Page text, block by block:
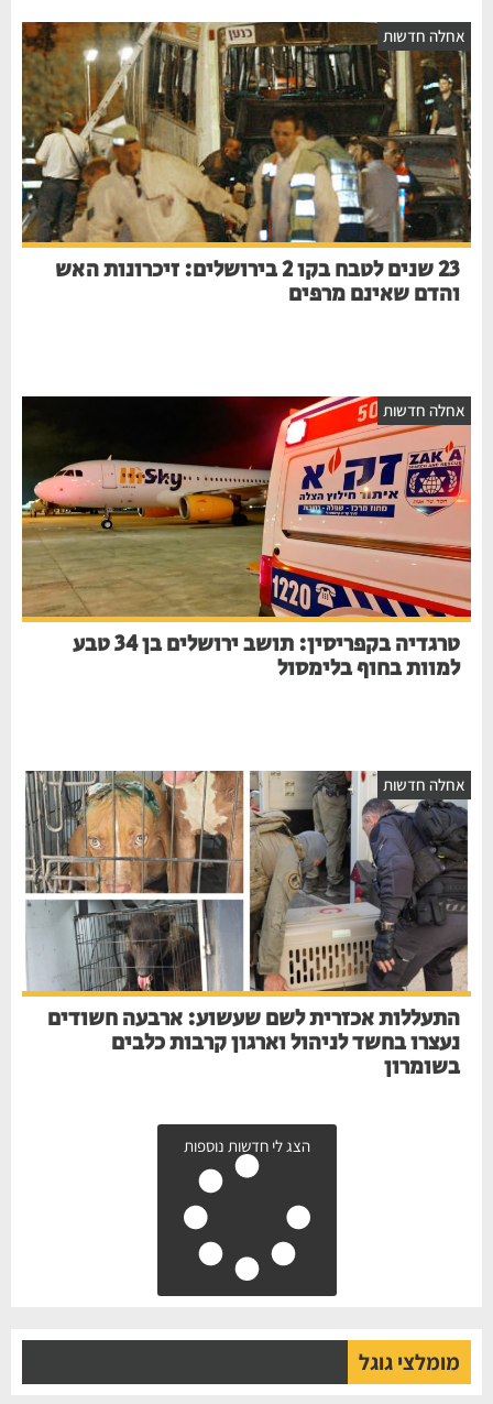
אחלה חדשות
23 שנים לטבח בקו 2 בירושלים: זיכרונות האש
והדם שאינם מרפים
אחלה חדשות
טרגדיה בקפריסין: תושב ירושלים בן 34 טבע
למוות בחוף בלימסול
אחלה חדשות
התעללות אכזרית לשם שעשוע: ארבעה חשודים
נעצרו בחשד לניהול וארגון קרבות כלבים
בשומרון
הצג לי חדשות נוספות
מומלצי גוגל